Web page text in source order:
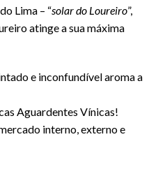
Lima – “solar do Loureiro”,
atinge a sua máxima
e inconfundível aroma a
Aguardentes Vínicas!
interno, externo e